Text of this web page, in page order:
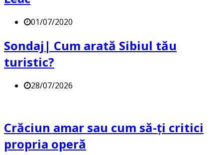
01/07/2020
Sondaj| Cum arată Sibiul tău
turistic?
28/07/2026
Crăciun amar sau cum să-ți critici
propria operă